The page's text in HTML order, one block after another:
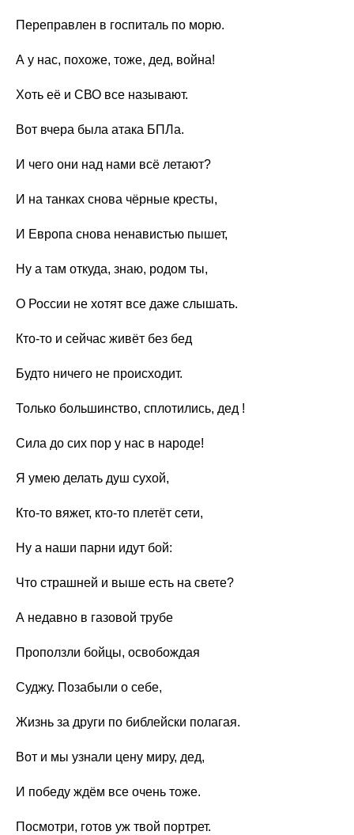
Переправлен в госпиталь по морю.
А у нас, похоже, тоже, дед, война!
Хоть её и СВО все называют.
Вот вчера была атака БПЛа.
И чего они над нами всё летают?
И на танках снова чёрные кресты,
И Европа снова ненавистью пышет,
Ну а там откуда, знаю, родом ты,
О России не хотят все даже слышать.
Кто-то и сейчас живёт без бед
Будто ничего не происходит.
Только большинство, сплотились, дед !
Сила до сих пор у нас в народе!
Я умею делать душ сухой,
Кто-то вяжет, кто-то плетёт сети,
Ну а наши парни идут бой:
Что страшней и выше есть на свете?
А недавно в газовой трубе
Проползли бойцы, освобождая
Суджу. Позабыли о себе,
Жизнь за други по библейски полагая.
Вот и мы узнали цену миру, дед,
И победу ждём все очень тоже.
Посмотри, готов уж твой портрет.